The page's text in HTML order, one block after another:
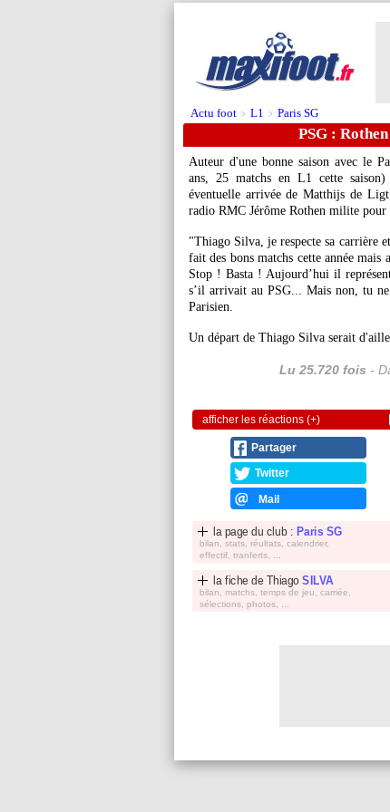
Actu foot > L1 > Paris SG
PSG :
Auteur d'une bonne saison avec le
ans, 25 matchs en L1 cette
éventuelle arrivée de Matthijs de
radio RMC Jérôme Rothen milite
"Thiago Silva, je respecte sa carrière
fait des bons matchs cette année mais
Stop ! Basta ! Aujourd’hui il
s’il arrivait au PSG... Mais non, tu
Parisien.
Un départ de Thiago Silva serait
Lu 25.720 fois -
afficher les réactions (+)
Partager
Twitter
Mail
la page du club : Paris SG
bilan, stats, réultats, calendrier,
effectif, tranferts, ...
la fiche de ThiagoSILVA
bilan, matchs, temps de jeu, carriée,
sélections, photos, ...